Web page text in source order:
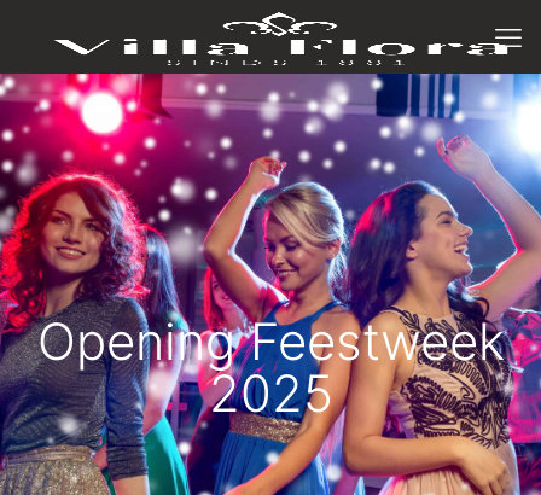
Opening Feestweek
2025